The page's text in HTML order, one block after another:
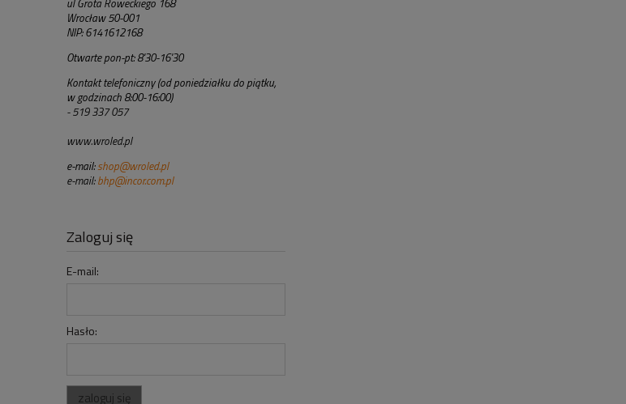
ul Grota Roweckiego 168
Wrocław 50-001
NIP: 6141612168
Otwarte pon-pt: 8'30-16'30
Kontakt telefoniczny (od poniedziałku do piątku,
w godzinach 8:00-16:00)
- 519 337 057
www.wroled.pl
e-mail: shop@wroled.pl
e-mail:bhp@incor.com.pl
Zaloguj się
E-mail:
Hasło:
zaloguj się